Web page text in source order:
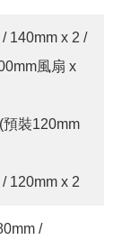
140mm x 2 /
風扇 x
裝120mm
/ 120mm x 2
/